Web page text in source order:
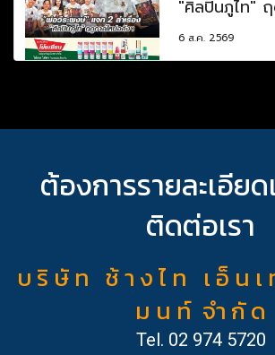
"ศิลปินภูไท"
6 ส.ค. 2569
ต้องการรายละเอีย
ติดต่อเรา
บ ริ ษั ท ช้ า ง ไ ท เ อ็ น เ
ม น ท์ จำ กั ด
Tel. 02 974 5720